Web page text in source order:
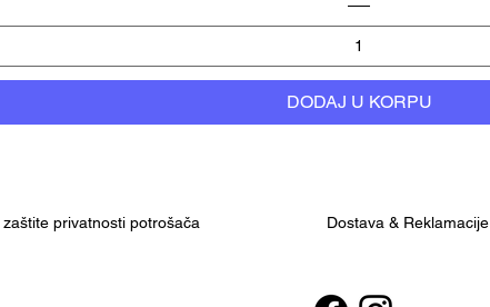
DODAJ U KORPU
zaštite privatnosti potrošača Dostava & Reklamacije